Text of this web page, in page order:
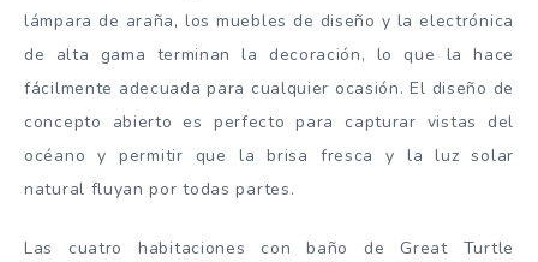
lámpara de araña, los muebles de diseño y la electrónica
de alta gama terminan la decoración, lo que la hace
fácilmente adecuada para cualquier ocasión. El diseño de
concepto abierto es perfecto para capturar vistas del
océano y permitir que la brisa fresca y la luz solar
natural fluyan por todas partes.
Las cuatro habitaciones con baño de Great Turtle